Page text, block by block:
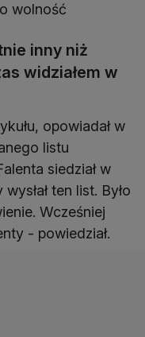
wolność
inny niż
widziałem w
opowiadał w
listu
siedział w
ten list. Było
Wcześniej
- powiedział.